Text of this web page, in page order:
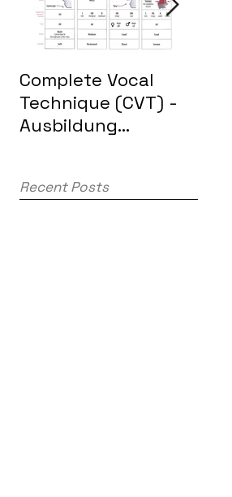
Complete Vocal
Technique (CVT) -
Ausbildung
Recent Posts